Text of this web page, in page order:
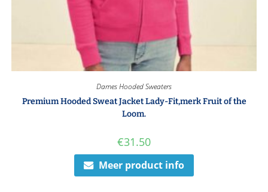
Dames Hooded Sweaters
Premium Hooded Sweat Jacket Lady-Fit,merk Fruit of the
Loom.
€31.50
Meer product info